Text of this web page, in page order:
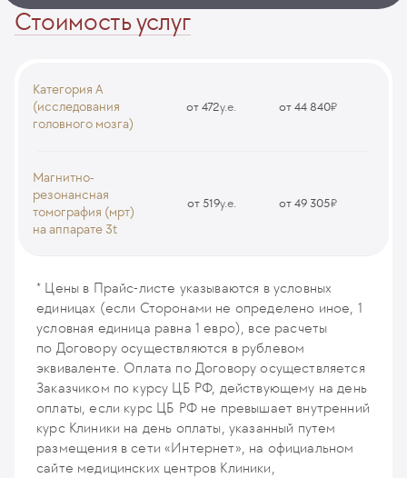
Стоимость услуг
Категория А
(исследования
головного мозга)
от 472у.е. от 44 840₽
MRI3
Магнитно-
резонансная
томография (мрт)
на аппарате 3t
от 519у.е. от 49 305₽
MRI79
* Цены в Прайс-листе указываются в условных
единицах (если Сторонами не определено иное, 1
условная единица равна 1 евро), все расчеты
по Договору осуществляются в рублевом
эквиваленте. Оплата по Договору осуществляется
Заказчиком по курсу ЦБ РФ, действующему на день
оплаты, если курс ЦБ РФ не превышает внутренний
курс Клиники на день оплаты, указанный путем
размещения в сети «Интернет», на официальном
сайте медицинских центров Клиники,